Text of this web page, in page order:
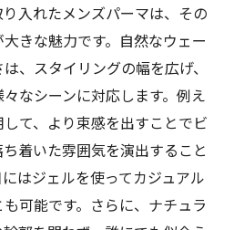
ーブに適したドライヤーの
ンジでおしゃれに見せる方
決まるヘアセットのテクニ
くいスタイリングの秘訣
入れたメンズパーマは、その
きな魅力です。自然なウェー
、スタイリングの幅を広げ、
なシーンに対応します。例え
て、より束感を出すことでビ
着いた雰囲気を演出すること
はジェルを使ってカジュアル
可能です。さらに、ナチュラ